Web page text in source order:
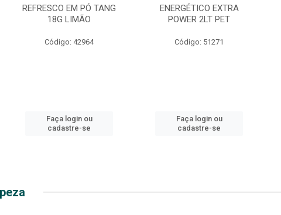
REFRESCO EM PÓ TANG
18G LIMÃO
Código: 42964
Faça login ou
cadastre-se
ENERGÉTICO EXTRA
POWER 2LT PET
Código: 51271
Faça login ou
cadastre-se